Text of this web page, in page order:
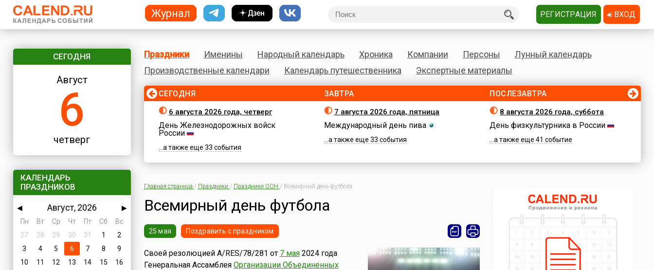
СЕГОДНЯ
Август
6
четверг
КАЛЕНДАРЬ
ПРАЗДНИКОВ
◀ Август, 2026
▶
Пн
Вт Ср Чт Пт Сб
Вс
27
28 29 30 31 1
2
3
4 5 6 7 8
9
10
11 12 13 14 15
16
Праздники Именины Народный календарь Хроника Компании Персоны
Лунный календарь
Производственные календари
Календарь путешественника Экспертные материалы
СЕГОДНЯ
6 августа 2026 года, четверг
День Железнодорожных войск
России
...а также еще 33 события
ЗАВТРА
7 августа 2026 года, пятница
Международный день пива
...а также еще 33 события
ПОСЛЕЗАВТРА
8 августа 2026 года, суббота
День физкультурника в России
...а также еще 41 событие
Главная страница / Праздники / Праздники ООН / Всемирный день футбола
Всемирный день футбола
25 мая Поздравить с праздником
Своей резолюцией A/RES/78/281 от 7 мая2024 года
Генеральная Ассамблея Организации Объединенных
Журнал РЕГИСТРАЦИЯ ВХОД